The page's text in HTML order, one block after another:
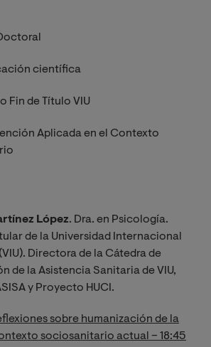
científica
Fin de Título VIU
Aplicada en el Contexto
López. Dra. en Psicología.
de la Universidad Internacional
Directora de la Cátedra de
de la Asistencia Sanitaria de VIU,
y Proyecto HUCI.
sobre humanización de la
sociosanitario actual – 18:45